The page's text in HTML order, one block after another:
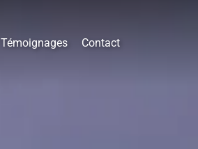
Témoignages Contact